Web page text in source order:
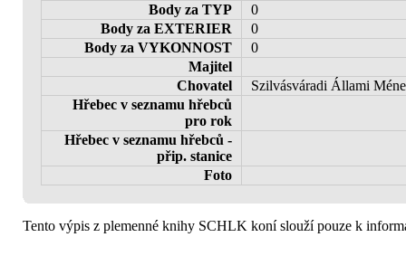
Body za TYP
0
Body za EXTERIER
0
Body za VYKONNOST
0
Majitel
Chovatel
Szilvásváradi Állami
Hřebec v seznamu hřebců
pro rok
Hřebec v seznamu hřebců -
přip. stanice
Foto
Tento výpis z plemenné knihy SCHLK koní slouží pouze k